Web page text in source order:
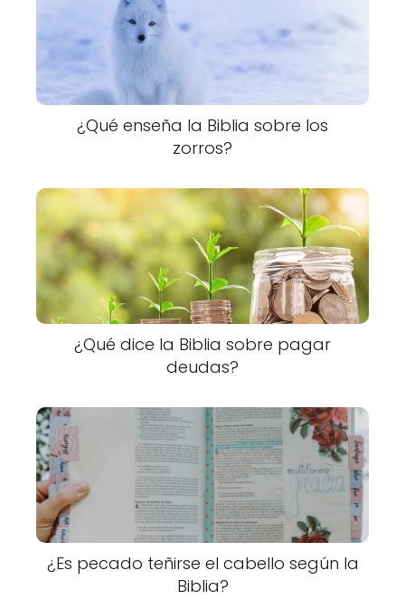
¿Qué enseña la Biblia sobre los
zorros?
¿Qué dice la Biblia sobre pagar
deudas?
¿Es pecado teñirse el cabello según la
Biblia?